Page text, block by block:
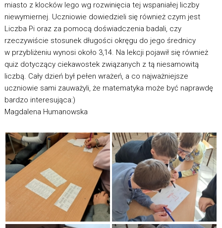
miasto z klocków lego wg rozwinięcia tej wspaniałej liczby
niewymiernej. Uczniowie dowiedzieli się również czym jest
Liczba Pi oraz za pomocą doświadczenia badali, czy
rzeczywiście stosunek długości okręgu do jego średnicy
w przybliżeniu wynosi około 3,14. Na lekcji pojawił się również
quiz dotyczący ciekawostek związanych z tą niesamowitą
liczbą. Cały dzień był pełen wrażeń, a co najważniejsze
uczniowie sami zauważyli, że matematyka może być naprawdę
bardzo interesująca:)
Magdalena Humanowska